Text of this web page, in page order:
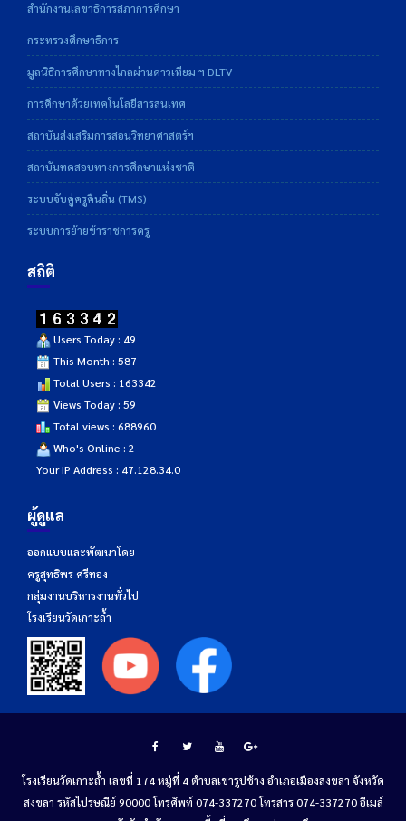
สำนักงานเลขาธิการสภาการศึกษา
กระทรวงศึกษาธิการ
มูลนิธิการศึกษาทางไกลผ่านดาวเทียม ฯ DLTV
การศึกษาด้วยเทคโนโลยีสารสนเทศ
สถาบันส่งเสริมการสอนวิทยาศาสตร์ฯ
สถาบันทดสอบทางการศึกษาแห่งชาติ
ระบบจับคู่ครูคืนถิ่น (TMS)
ระบบการย้ายข้าราชการครู
สถิติ
Users Today : 49
This Month : 587
Total Users : 163342
Views Today : 59
Total views : 688960
Who's Online : 2
Your IP Address : 47.128.34.0
ผู้ดูแล
ออกแบบและพัฒนาโดย
ครูสุทธิพร ศรีทอง
กลุ่มงานบริหารงานทั่วไป
โรงเรียนวัดเกาะถ้ำ
โรงเรียนวัดเกาะถ้ำ เลขที่ 174 หมู่ที่ 4 ตำบลเขารูปช้าง อำเภอเมืองสงขลา จังหวัด
สงขลา รหัสไปรษณีย์ 90000 โทรศัพท์ 074-337270 โทรสาร 074-337270 อีเมล์